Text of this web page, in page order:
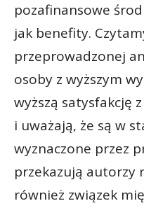
pozafinansowe
jak benefity.
przeprowadzonej
osoby z wyższym
wyższą satysfakcję
i uważają, że są w
wyznaczone przez
przekazują autorzy
również związek